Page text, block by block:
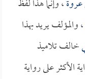
عروة، وإنما هذا لفظ
، والمؤلف يريد بهذا
خالف تلاميذ
الأكثر على رواية